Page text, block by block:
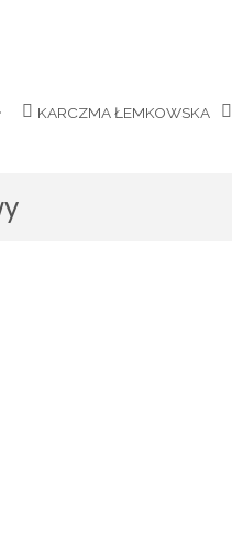
KARCZMA ŁEMKOWSKA